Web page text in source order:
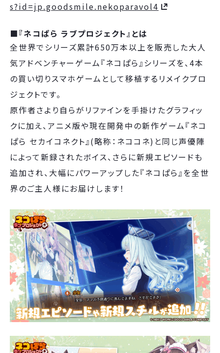
s?id=jp.goodsmile.nekoparavol4
■『ネコぱら ラブプロジェクト』とは
全世界でシリーズ累計650万本以上を販売した大人
気アドベンチャーゲーム『ネコぱら』シリーズを、4本
の買い切りスマホゲームとして移植するリメイクプロ
ジェクトです。
原作者さより自らがリファインを手掛けたグラフィッ
クに加え、アニメ版や現在開発中の新作ゲーム『ネコ
ぱら セカイコネクト』(略称：ネココネ)と同じ声優陣
によって新録されたボイス、さらに新規エピソードも
追加され、大幅にパワーアップした『ネコぱら』を全世
界のご主人様にお届けします！